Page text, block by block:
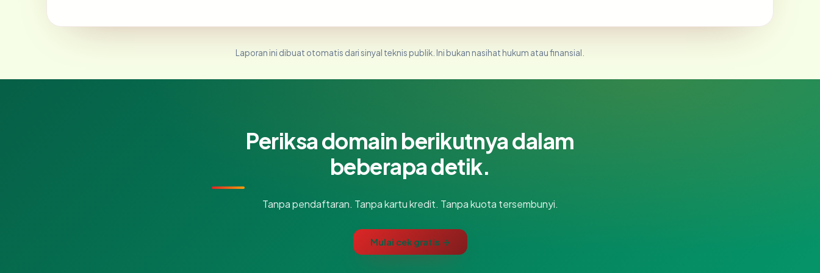
Laporan ini dibuat otomatis dari sinyal teknis publik. Ini bukan nasihat hukum atau finansial.
Periksa domain berikutnya dalam
beberapa detik.
Tanpa pendaftaran. Tanpa kartu kredit. Tanpa kuota tersembunyi.
Mulai cek gratis →